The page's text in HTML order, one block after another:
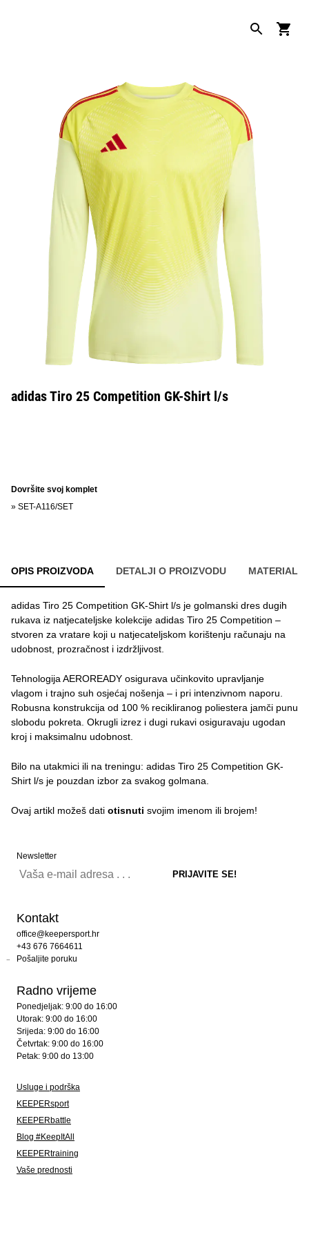
adidas Tiro 25 Competition GK-Shirt l/s
Dovršite svoj komplet
» SET-A116/SET
OPIS PROIZVODA DETALJI O PROIZVODU MATERIAL
adidas Tiro 25 Competition GK-Shirt l/s je golmanski dres dugih
rukava iz natjecateljske kolekcije adidas Tiro 25 Competition –
stvoren za vratare koji u natjecateljskom korištenju računaju na
udobnost, prozračnost i izdržljivost.
Tehnologija AEROREADY osigurava učinkovito upravljanje
vlagom i trajno suh osjećaj nošenja – i pri intenzivnom naporu.
Robusna konstrukcija od 100 % recikliranog poliestera jamči punu
slobodu pokreta. Okrugli izrez i dugi rukavi osiguravaju ugodan
kroj i maksimalnu udobnost.
Bilo na utakmici ili na treningu: adidas Tiro 25 Competition GK-
Shirt l/s je pouzdan izbor za svakog golmana.
Ovaj artikl možeš dati otisnuti svojim imenom ili brojem!
Newsletter
Kontakt
office@keepersport.hr
+43 676 7664611
Pošaljite poruku
Radno vrijeme
Ponedjeljak: 9:00 do 16:00
Utorak: 9:00 do 16:00
Srijeda: 9:00 do 16:00
Četvrtak: 9:00 do 16:00
Petak: 9:00 do 13:00
Usluge i podrška
KEEPERsport
KEEPERbattle
Blog #KeepItAll
KEEPERtraining
Vaše prednosti